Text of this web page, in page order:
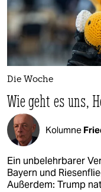
Die Woche
Wie geht es uns,
Kolumne
Ein unbelehrbarer
Bayern und
Außerdem: Trump